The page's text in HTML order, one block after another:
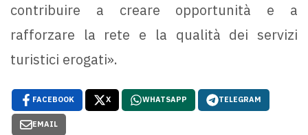
contribuire a creare opportunità e a
rafforzare la rete e la qualità dei servizi
turistici erogati».
FACEBOOK X WHATSAPP TELEGRAM
EMAIL